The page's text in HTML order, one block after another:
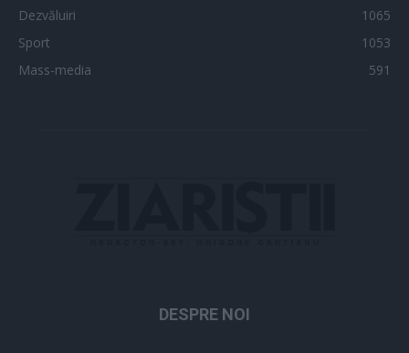
Dezvăluiri
1065
Sport
1053
Mass-media
591
DESPRE NOI